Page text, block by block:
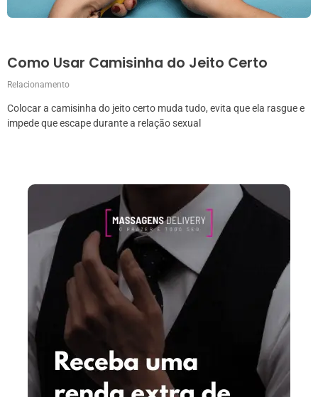
Como Usar Camisinha do Jeito Certo
Relacionamento
Colocar a camisinha do jeito certo muda tudo, evita que ela rasgue e
impede que escape durante a relação sexual